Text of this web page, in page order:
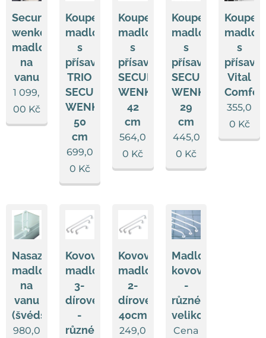
Secura
wenko
madlo
na
vanu
1 099,
00 Kč
Koupelnové
madlo
s
přísavkami
TRIO
SECURA
WENKO
50
cm
699,0
0 Kč
Koupelnové
madlo
s
přísavkami
SECURA
WENKO
42
cm
564,0
0 Kč
Koupelnové
madlo
s
přísavkami
SECURA
WENKO
29
cm
445,0
0 Kč
madlo
s
Vital
355,0
0 Kč
Nasazovací
madlo
na
vanu
(švédské)
980,0
Kovové
madlo
3-
dírové
-
různé
Kovové
madlo
2-
dírové
40cm
249,0
Madlo
kovové
-
různé
velikosti
Cena